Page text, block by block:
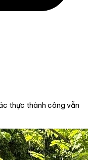
thực thành công vẫn